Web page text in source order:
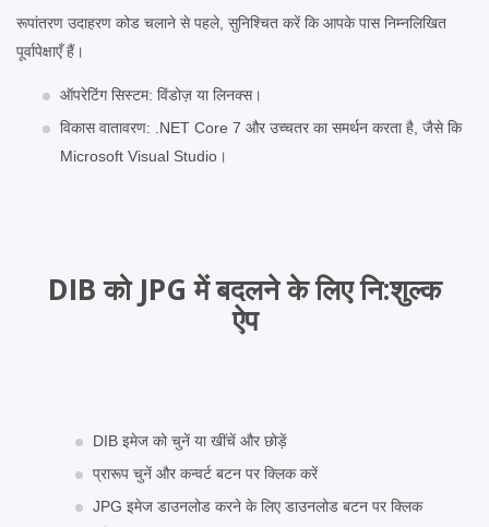
रूपांतरण उदाहरण कोड चलाने से पहले, सुनिश्चित करें कि आपके पास निम्नलिखित
पूर्वापेक्षाएँ हैं।
ऑपरेटिंग सिस्टम: विंडोज़ या लिनक्स।
विकास वातावरण: .NET Core 7 और उच्चतर का समर्थन करता है, जैसे कि
Microsoft Visual Studio।
DIB को JPG में बदलने के लिए नि:शुल्‍क
ऐप
DIB इमेज को चुनें या खींचें और छोड़ें
प्रारूप चुनें और कन्वर्ट बटन पर क्लिक करें
JPG इमेज डाउनलोड करने के लिए डाउनलोड बटन पर क्लिक